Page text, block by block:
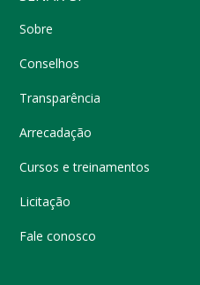
Sobre
Conselhos
Transparência
Arrecadação
Cursos e treinamentos
Licitação
Fale conosco